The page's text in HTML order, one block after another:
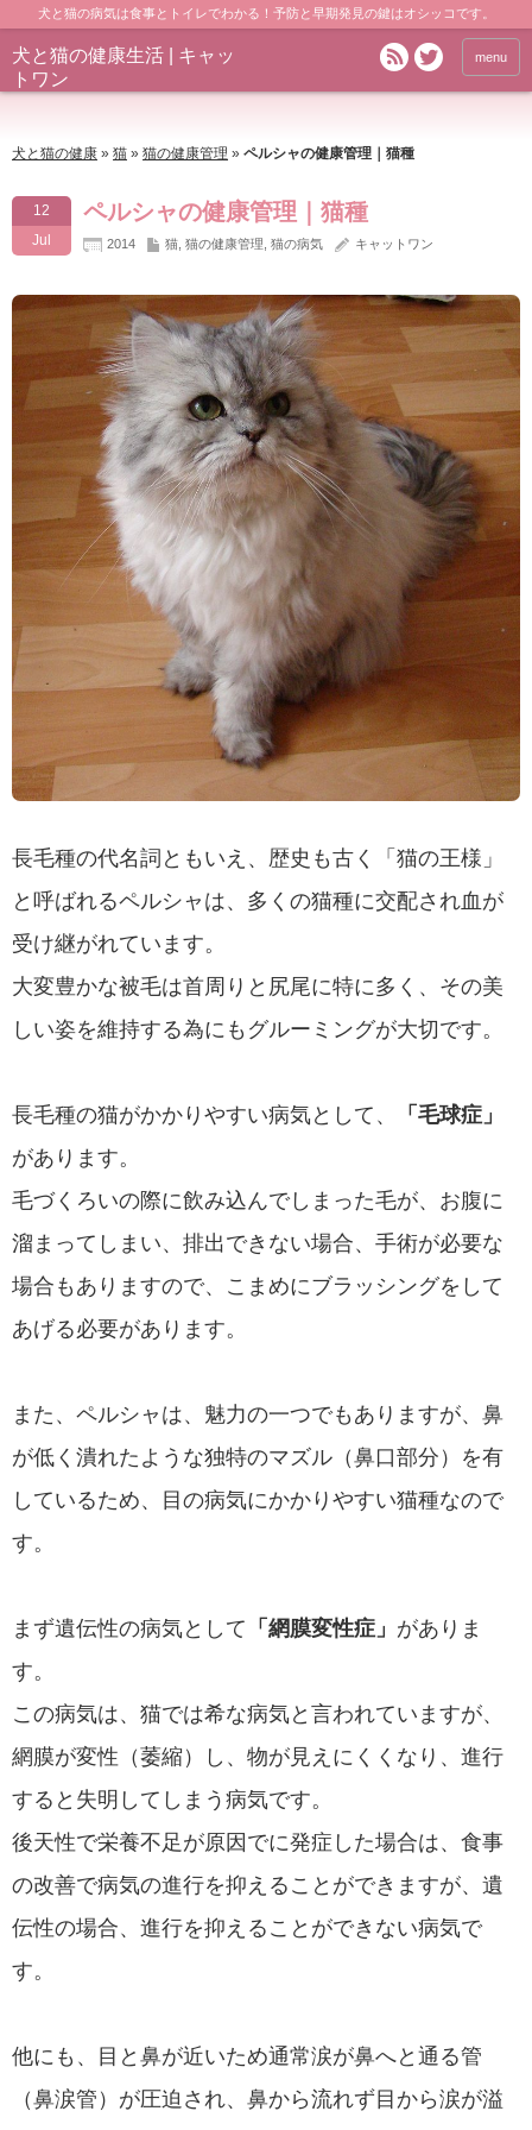
犬と猫の病気は食事とトイレでわかる！予防と早期発見の鍵はオシッコです。
犬と猫の健康生活 | キャッ
トワン
menu
犬と猫の健康 » 猫 » 猫の健康管理 » ペルシャの健康管理｜猫種
12
Jul
ペルシャの健康管理｜猫種
2014 猫 猫の健康管理 猫の病気 キャットワン
長毛種の代名詞ともいえ、歴史も古く「猫の王様」
と呼ばれるペルシャは、多くの猫種に交配され血が
受け継がれています。
大変豊かな被毛は首周りと尻尾に特に多く、その美
しい姿を維持する為にもグルーミングが大切です。
長毛種の猫がかかりやすい病気として、
「毛球症」
があります。
毛づくろいの際に飲み込んでしまった毛が、お腹に
溜まってしまい、排出できない場合、手術が必要な
場合もありますので、こまめにブラッシングをして
あげる必要があります。
また、ペルシャは、魅力の一つでもありますが、鼻
が低く潰れたような独特のマズル（鼻口部分）を有
しているため、目の病気にかかりやすい猫種なので
す。
まず遺伝性の病気として 「網膜変性症」 がありま
す。
この病気は、猫では希な病気と言われていますが、
網膜が変性（萎縮）し、物が見えにくくなり、進行
すると失明してしまう病気です。
後天性で栄養不足が原因でに発症した場合は、食事
の改善で病気の進行を抑えることができますが、遺
伝性の場合、進行を抑えることができない病気で
す。
他にも、目と鼻が近いため通常涙が鼻へと通る管
（鼻涙管）が圧迫され、鼻から流れず目から涙が溢